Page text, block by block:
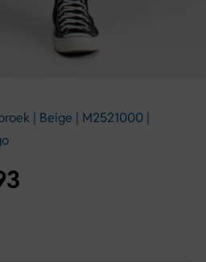
| Beige | M2521000 |